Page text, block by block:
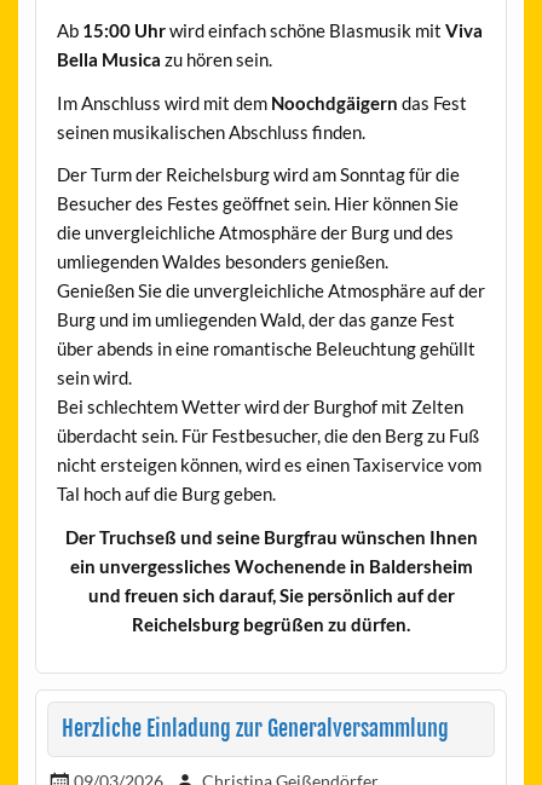
Ab 15:00 Uhrwird einfach schöne Blasmusik mit Viva
Bella Musica zu hören sein.
Im Anschluss wird mit dem Noochdgäigern das Fest
seinen musikalischen Abschluss finden.
Der Turm der Reichelsburg wird am Sonntag für die
Besucher des Festes geöffnet sein. Hier können Sie
die unvergleichliche Atmosphäre der Burg und des
umliegenden Waldes besonders genießen.
Genießen Sie die unvergleichliche Atmosphäre auf der
Burg und im umliegenden Wald, der das ganze Fest
über abends in eine romantische Beleuchtung gehüllt
sein wird.
Bei schlechtem Wetter wird der Burghof mit Zelten
überdacht sein. Für Festbesucher, die den Berg zu Fuß
nicht ersteigen können, wird es einen Taxiservice vom
Tal hoch auf die Burg geben.
Der Truchseß und seine Burgfrau wünschen Ihnen
ein unvergessliches Wochenende in Baldersheim
und freuen sich darauf, Sie persönlich auf der
Reichelsburg begrüßen zu dürfen.
Herzliche Einladung zur Generalversammlung
09/03/2026 Christina Geißendörfer